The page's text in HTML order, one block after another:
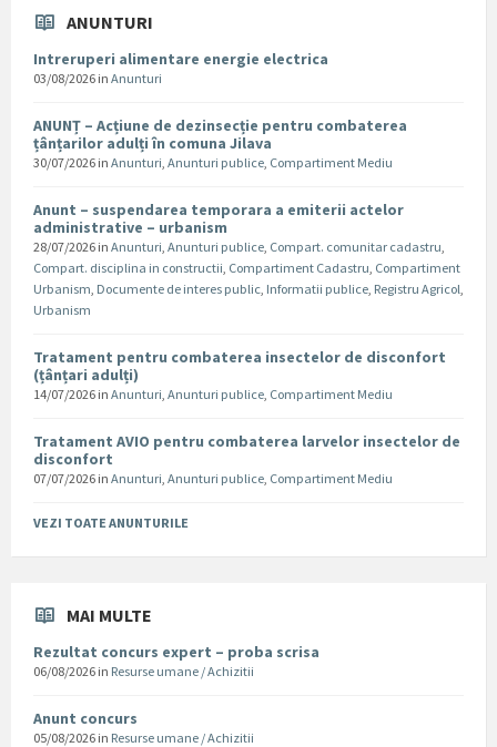
ANUNTURI
Intreruperi alimentare energie electrica
03/08/2026 in Anunturi
ANUNȚ – Acțiune de dezinsecție pentru combaterea
țânțarilor adulți în comuna Jilava
30/07/2026 in Anunturi, Anunturi publice, Compartiment Mediu
Anunt – suspendarea temporara a emiterii actelor
administrative – urbanism
28/07/2026 in Anunturi, Anunturi publice, Compart. comunitar cadastru,
Compart. disciplina in constructii, Compartiment Cadastru, Compartiment
Urbanism, Documente de interes public, Informatii publice, Registru Agricol,
Urbanism
Tratament pentru combaterea insectelor de disconfort
(țânțari adulți)
14/07/2026 in Anunturi, Anunturi publice, Compartiment Mediu
Tratament AVIO pentru combaterea larvelor insectelor de
disconfort
07/07/2026 in Anunturi, Anunturi publice, Compartiment Mediu
VEZI TOATE ANUNTURILE
MAI MULTE
Rezultat concurs expert – proba scrisa
06/08/2026 in Resurse umane / Achizitii
Anunt concurs
05/08/2026 in Resurse umane / Achizitii